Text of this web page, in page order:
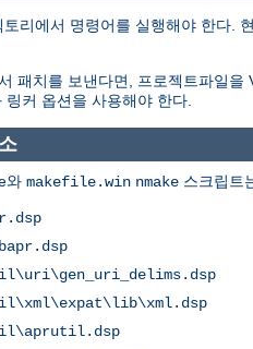
리에서 명령어를 실행해야 한다.
패치를 보낸다면, 프로젝트파일
링커 옵션을 사용해야 한다.
와 makefile.win nmake 스크립트